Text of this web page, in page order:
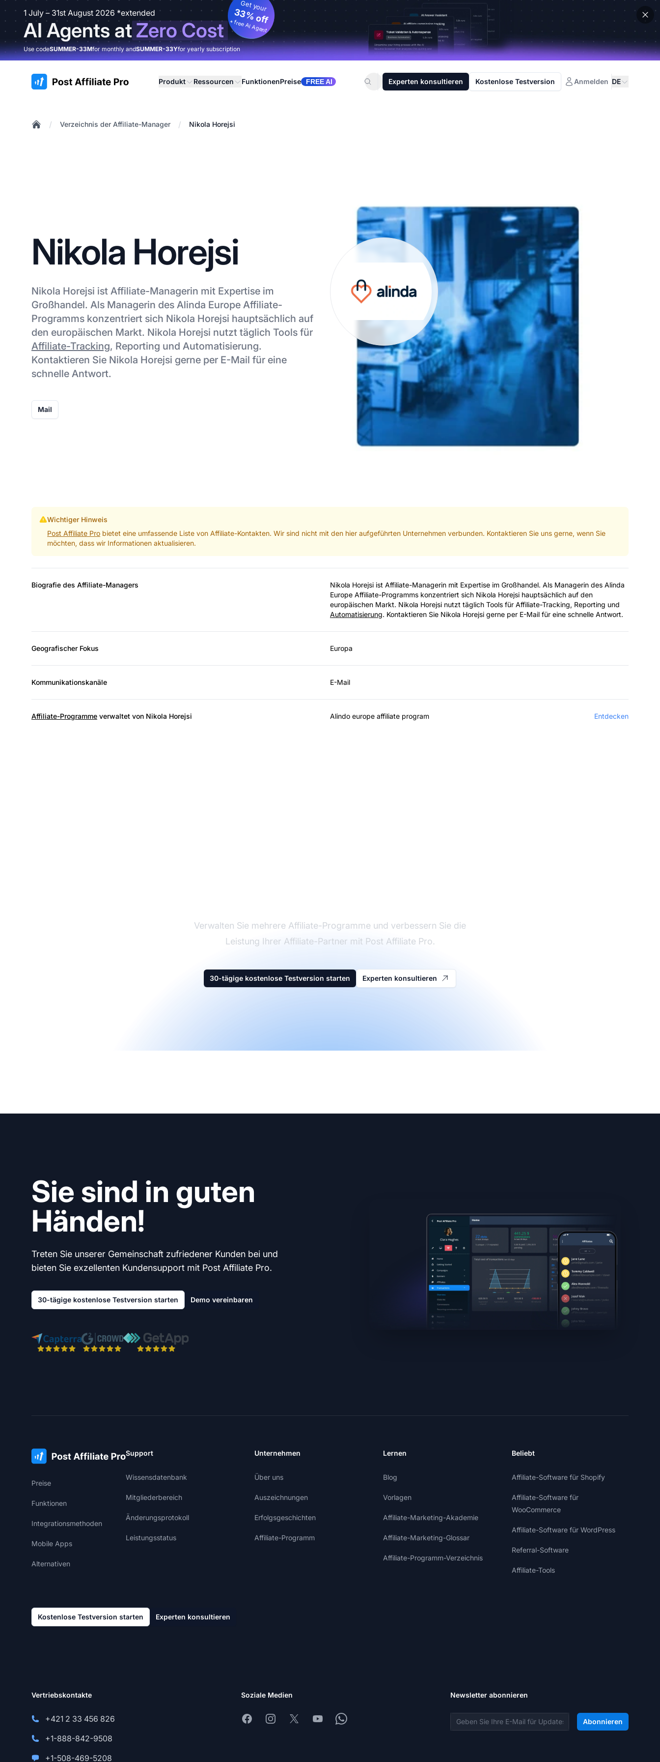
1 July – 31st August 2026 *extended
AI Agents atZero Cost
Get your
33% off
+ free AI Agent
Use codeSUMMER-33Mfor monthly andSUMMER-33Yfor yearly subscription
:site.title Produkt Ressourcen FunktionenPreise FREE AI Experten konsultieren Kostenlose Testversion Anmelden DE
/ Verzeichnis der Affiliate-Manager / Nikola Horejsi
Nikola Horejsi
Nikola Horejsi ist Affiliate-Managerin mit Expertise im
Großhandel. Als Managerin des Alinda Europe Affiliate-
Programms konzentriert sich Nikola Horejsi hauptsächlich auf
den europäischen Markt. Nikola Horejsi nutzt täglich Tools für
Affiliate-Tracking, Reporting und Automatisierung.
Kontaktieren Sie Nikola Horejsi gerne per E-Mail für eine
schnelle Antwort.
Mail
Wichtiger Hinweis
Post Affiliate Pro bietet eine umfassende Liste von Affiliate-Kontakten. Wir sind nicht mit den hier aufgeführten Unternehmen verbunden. Kontaktieren Sie uns gerne, wenn Sie
möchten, dass wir Informationen aktualisieren.
Biografie des Affiliate-Managers
Nikola Horejsi ist Affiliate-Managerin mit Expertise im Großhandel. Als Managerin des Alinda
Europe Affiliate-Programms konzentriert sich Nikola Horejsi hauptsächlich auf den
europäischen Markt. Nikola Horejsi nutzt täglich Tools für Affiliate-Tracking, Reporting und
Automatisierung. Kontaktieren Sie Nikola Horejsi gerne per E-Mail für eine schnelle Antwort.
Geografischer Fokus Europa
Kommunikationskanäle E-Mail
Affiliate-Programme verwaltet von Nikola Horejsi Alindo europe affiliate program Entdecken
Verwalten Sie mehrere Affiliate-Programme und verbessern Sie die
Leistung Ihrer Affiliate-Partner mit Post Affiliate Pro.
30-tägige kostenlose Testversion starten Experten konsultieren
Sie sind in guten
Händen!
Treten Sie unserer Gemeinschaft zufriedener Kunden bei und
bieten Sie exzellenten Kundensupport mit Post Affiliate Pro.
30-tägige kostenlose Testversion starten Demo vereinbaren
Preise
Funktionen
Integrationsmethoden
Mobile Apps
Alternativen
Support
Wissensdatenbank
Mitgliederbereich
Änderungsprotokoll
Leistungsstatus
Unternehmen
Über uns
Auszeichnungen
Erfolgsgeschichten
Affiliate-Programm
Lernen
Blog
Vorlagen
Affiliate-Marketing-Akademie
Affiliate-Marketing-Glossar
Affiliate-Programm-Verzeichnis
Beliebt
Affiliate-Software für Shopify
Affiliate-Software für
WooCommerce
Affiliate-Software für WordPress
Referral-Software
Affiliate-Tools
Kostenlose Testversion starten Experten konsultieren
Vertriebskontakte
+421 2 33 456 826
+1-888-842-9508
+1-508-469-5208
Soziale Medien
FacebookInstagram
X YoutubeWhatsapp
Newsletter abonnieren
E-Mail-Adresse Abonnieren